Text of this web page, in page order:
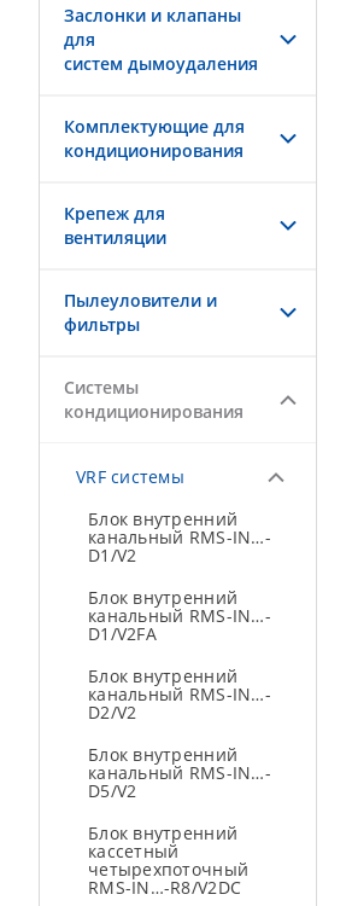
Заслонки и клапаны
для
систем дымоудаления
Комплектующие для
кондиционирования
Крепеж для
вентиляции
Пылеуловители и
фильтры
Системы
кондиционирования
VRF системы
Блок внутренний
канальный RMS-IN…-
D1/V2
Блок внутренний
канальный RMS-IN…-
D1/V2FA
Блок внутренний
канальный RMS-IN…-
D2/V2
Блок внутренний
канальный RMS-IN…-
D5/V2
Блок внутренний
кассетный
четырехпоточный
RMS-IN…-R8/V2DC